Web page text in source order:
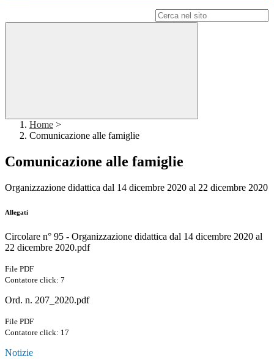
Home >
Comunicazione alle famiglie
Comunicazione alle famiglie
Organizzazione didattica dal 14 dicembre 2020 al 22 dicembre 2020
Allegati
Circolare n° 95 - Organizzazione didattica dal 14 dicembre 2020 al
22 dicembre 2020.pdf
File PDF
Contatore click: 7
Ord. n. 207_2020.pdf
File PDF
Contatore click: 17
Notizie